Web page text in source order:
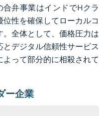
合弁事業はインドでHクラ
性を確保してローカルコ
全体として、価格圧力は
デジタル信頼性サービス
って部分的に相殺されて
ー企業